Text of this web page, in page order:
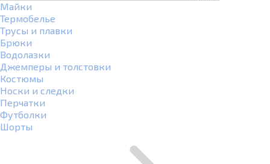
Майки
Термобелье
Трусы и плавки
Брюки
Водолазки
Джемперы и толстовки
Костюмы
Носки и следки
Перчатки
Футболки
Шорты